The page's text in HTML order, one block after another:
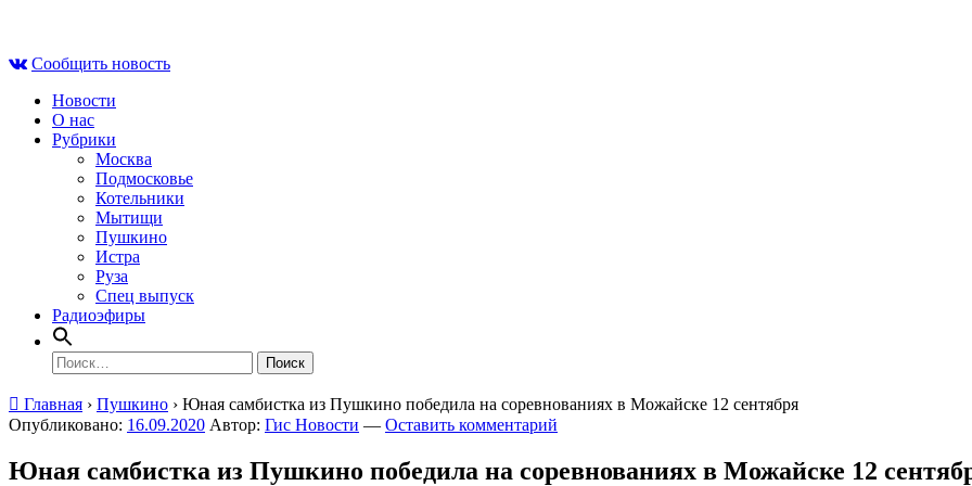
contentСообщить новость
Новости
О нас
Рубрики
Москва
Подмосковье
Котельники
Мытищи
Пушкино
Истра
Руза
Спец выпуск
Радиоэфиры
Найти:
Главная › Пушкино › Юная самбистка из Пушкино победила на соревнованиях в Можайске 12 сентября
Опубликовано: 16.09.2020 Автор: Гис Новости — Оставить комментарий
Юная самбистка из Пушкино победила на соревнованиях в Можайске 12